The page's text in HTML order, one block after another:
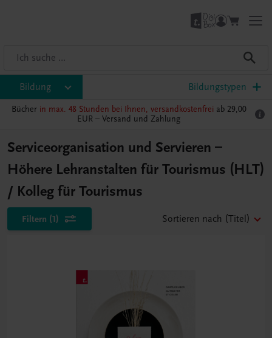
Bildung Bildungstypen
Bücher in max. 48 Stunden bei Ihnen, versandkostenfrei ab 29,00
EUR – Versand und Zahlung
Serviceorganisation und Servieren –
Höhere Lehranstalten für Tourismus (HLT)
/ Kolleg für Tourismus
Filtern (1) Sortieren nach (Titel)